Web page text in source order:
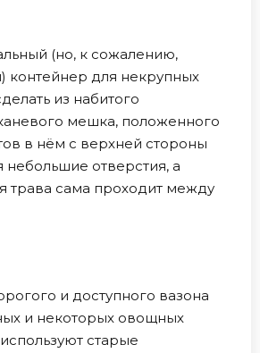
(но, к сожалению,
контейнер для некрупных
из набитого
мешка, положенного
в нём с верхней стороны
отверстия, а
трава сама проходит между
и доступного вазона
и некоторых овощных
старые